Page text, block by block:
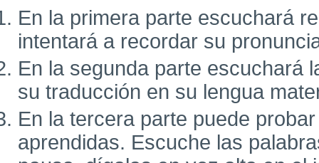
En la primera parte escuchará
intentará a recordar su
En la segunda parte escuchará
su traducción en su lengua
En la tercera parte puede
aprendidas. Escuche las